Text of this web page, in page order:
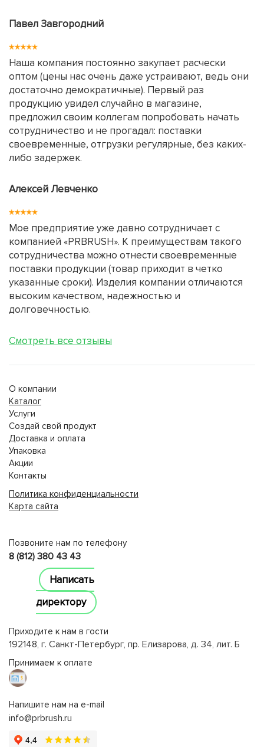
Павел Завгородний
Наша компания постоянно закупает расчески
оптом (цены нас очень даже устраивают, ведь они
достаточно демократичные). Первый раз
продукцию увидел случайно в магазине,
предложил своим коллегам попробовать начать
сотрудничество и не прогадал: поставки
своевременные, отгрузки регулярные, без каких-
либо задержек.
Алексей Левченко
Мое предприятие уже давно сотрудничает с
компанией «PRBRUSH». К преимуществам такого
сотрудничества можно отнести своевременные
поставки продукции (товар приходит в четко
указанные сроки). Изделия компании отличаются
высоким качеством, надежностью и
долговечностью.
Смотреть все отзывы
О компании
Каталог
Услуги
Создай свой продукт
Доставка и оплата
Упаковка
Акции
Контакты
Политика конфиденциальности
Карта сайта
Позвоните нам по телефону
8 (812) 380 43 43
Написать
директору
Приходите к нам в гости
192148, г. Санкт-Петербург, пр. Елизарова, д. 34, лит. Б
Принимаем к оплате
Напишите нам на e-mail
info@prbrush.ru